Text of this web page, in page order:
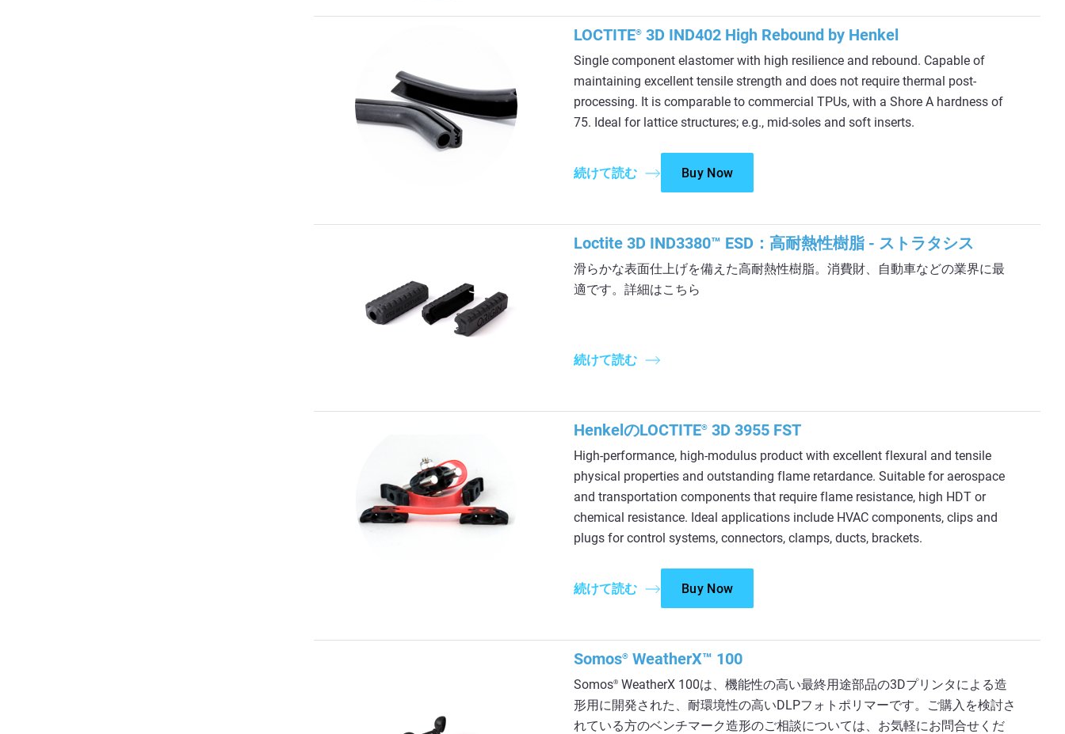
LOCTITE® 3D IND402 High Rebound by Henkel
Single component elastomer with high resilience and rebound. Capable of
maintaining excellent tensile strength and does not require thermal post-
processing. It is comparable to commercial TPUs, with a Shore A hardness of
75. Ideal for lattice structures; e.g., mid-soles and soft inserts.
続けて読む Buy Now
Loctite 3D IND3380™ ESD：高耐熱性樹脂 - ストラタシス
滑らかな表面仕上げを備えた高耐熱性樹脂。消費財、自動車などの業界に最
適です。詳細はこちら
続けて読む
HenkelのLOCTITE® 3D 3955 FST
High-performance, high-modulus product with excellent flexural and tensile
physical properties and outstanding flame retardance. Suitable for aerospace
and transportation components that require flame resistance, high HDT or
chemical resistance. Ideal applications include HVAC components, clips and
plugs for control systems, connectors, clamps, ducts, brackets.
続けて読む Buy Now
Somos® WeatherX™ 100
Somos® WeatherX 100は、機能性の高い最終用途部品の3Dプリンタによる造
形用に開発された、耐環境性の高いDLPフォトポリマーです。ご購入を検討さ
れている方のベンチマーク造形のご相談については、お気軽にお問合せくだ